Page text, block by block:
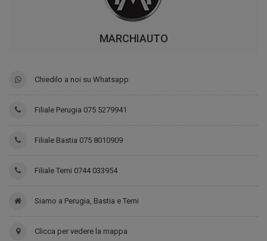
MARCHIAUTO
Chiedilo a noi su Whatsapp
Filiale Perugia 075 5279941
Filiale Bastia 075 8010909
Filiale Terni 0744 033954
Siamo a Perugia, Bastia e Terni
Clicca per vedere la mappa